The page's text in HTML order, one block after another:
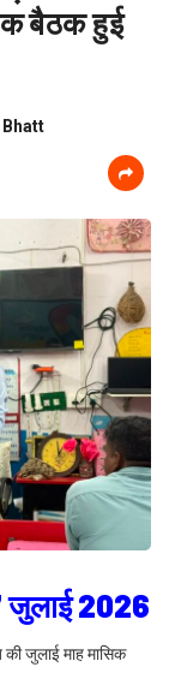
बैठक हुई
Bhatt
जुलाई 2026
की जुलाई माह मासिक